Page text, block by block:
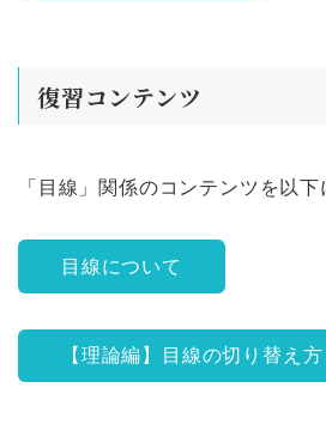
復習コンテンツ
「目線」関係のコンテンツを以下
目線について
【理論編】目線の切り替え方